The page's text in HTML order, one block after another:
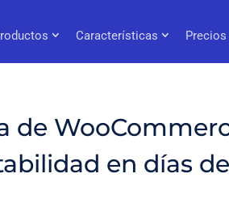
Características Precios
de
en días